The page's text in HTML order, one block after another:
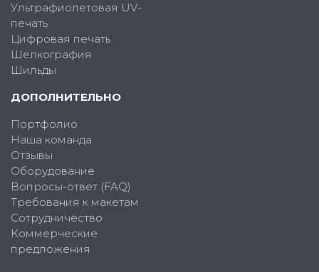
Ультрафиолетовая UV-
печать
Цифровая печать
Шелкография
Шильды
ДОПОЛНИТЕЛЬНО
Портфолио
Наша команда
Отзывы
Оборудование
Вопросы-ответ (FAQ)
Требования к макетам
Сотрудничество
Коммерческие
предложения